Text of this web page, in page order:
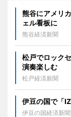
熊谷にアメリ
ェル看板に
熊谷経済新聞
松戸でロック
演奏楽しむ
松戸経済新聞
伊豆の国で「
伊豆の国経済新聞